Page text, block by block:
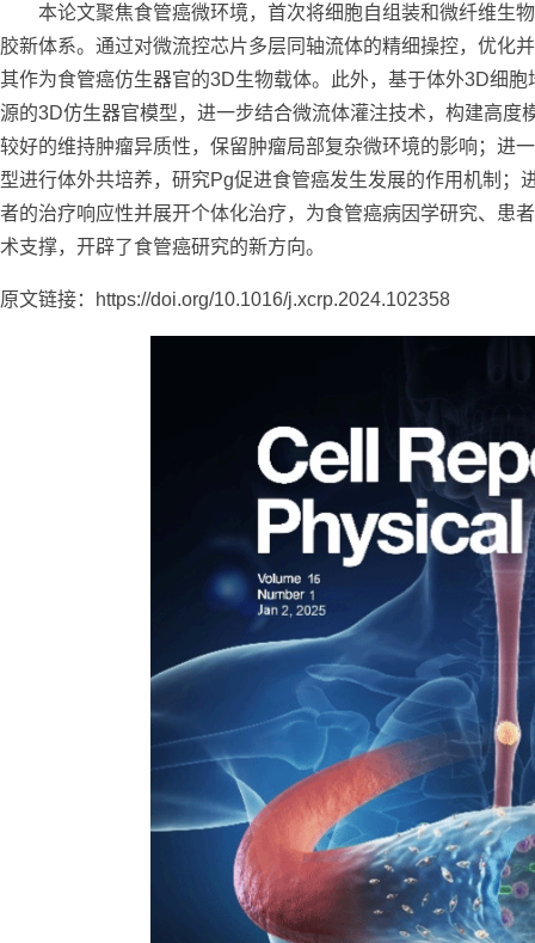
本论文聚焦食管癌微环境，首次将细胞自组装和微纤维生
胶新体系。通过对微流控芯片多层同轴流体的精细操控，优化
其作为食管癌仿生器官的3D生物载体。此外，基于体外3D细
源的3D仿生器官模型，进一步结合微流体灌注技术，构建高
较好的维持肿瘤异质性，保留肿瘤局部复杂微环境的影响；进
型进行体外共培养，研究Pg促进食管癌发生发展的作用机制
者的治疗响应性并展开个体化治疗，为食管癌病因学研究、患
术支撑，开辟了食管癌研究的新方向。
原文链接：https://doi.org/10.1016/j.xcrp.2024.102358